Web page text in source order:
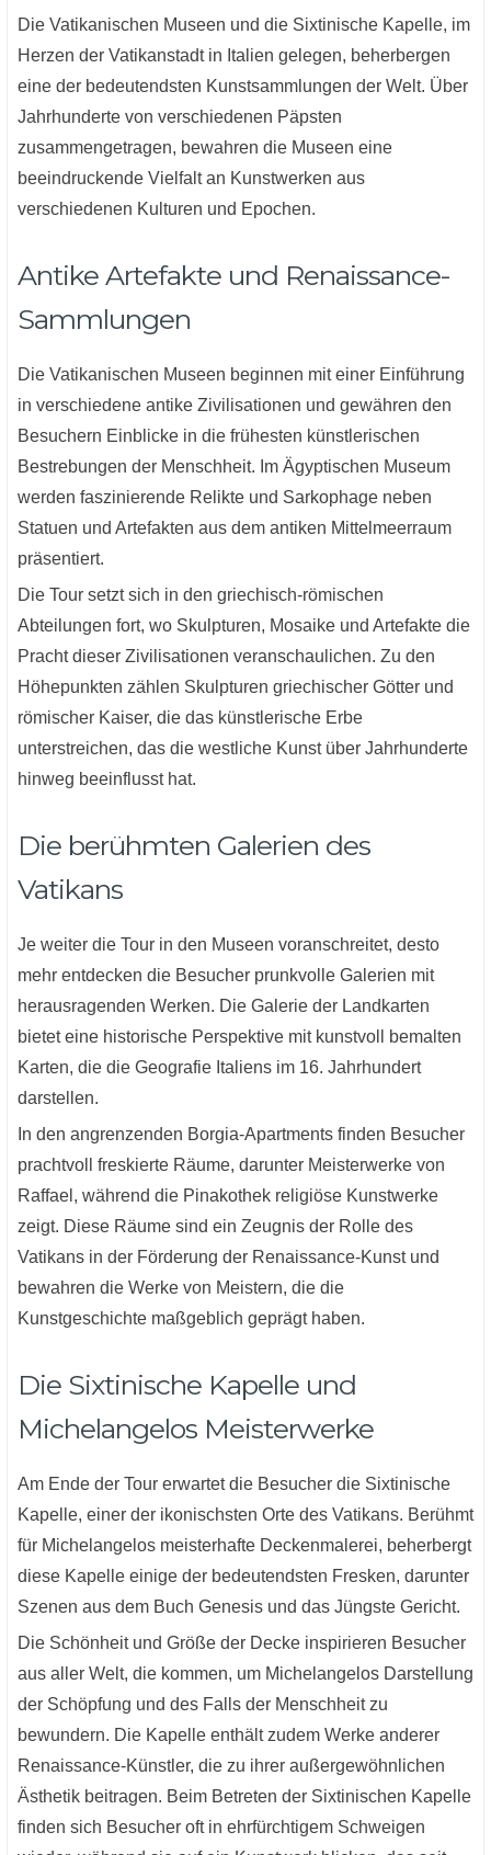
Die Vatikanischen Museen und die Sixtinische Kapelle, im
Herzen der Vatikanstadt in Italien gelegen, beherbergen
eine der bedeutendsten Kunstsammlungen der Welt. Über
Jahrhunderte von verschiedenen Päpsten
zusammengetragen, bewahren die Museen eine
beeindruckende Vielfalt an Kunstwerken aus
verschiedenen Kulturen und Epochen.
Antike Artefakte und Renaissance-
Sammlungen
Die Vatikanischen Museen beginnen mit einer Einführung
in verschiedene antike Zivilisationen und gewähren den
Besuchern Einblicke in die frühesten künstlerischen
Bestrebungen der Menschheit. Im Ägyptischen Museum
werden faszinierende Relikte und Sarkophage neben
Statuen und Artefakten aus dem antiken Mittelmeerraum
präsentiert.
Die Tour setzt sich in den griechisch-römischen
Abteilungen fort, wo Skulpturen, Mosaike und Artefakte die
Pracht dieser Zivilisationen veranschaulichen. Zu den
Höhepunkten zählen Skulpturen griechischer Götter und
römischer Kaiser, die das künstlerische Erbe
unterstreichen, das die westliche Kunst über Jahrhunderte
hinweg beeinflusst hat.
Die berühmten Galerien des
Vatikans
Je weiter die Tour in den Museen voranschreitet, desto
mehr entdecken die Besucher prunkvolle Galerien mit
herausragenden Werken. Die Galerie der Landkarten
bietet eine historische Perspektive mit kunstvoll bemalten
Karten, die die Geografie Italiens im 16. Jahrhundert
darstellen.
In den angrenzenden Borgia-Apartments finden Besucher
prachtvoll freskierte Räume, darunter Meisterwerke von
Raffael, während die Pinakothek religiöse Kunstwerke
zeigt. Diese Räume sind ein Zeugnis der Rolle des
Vatikans in der Förderung der Renaissance-Kunst und
bewahren die Werke von Meistern, die die
Kunstgeschichte maßgeblich geprägt haben.
Die Sixtinische Kapelle und
Michelangelos Meisterwerke
Am Ende der Tour erwartet die Besucher die Sixtinische
Kapelle, einer der ikonischsten Orte des Vatikans. Berühmt
für Michelangelos meisterhafte Deckenmalerei, beherbergt
diese Kapelle einige der bedeutendsten Fresken, darunter
Szenen aus dem Buch Genesis und das Jüngste Gericht.
Die Schönheit und Größe der Decke inspirieren Besucher
aus aller Welt, die kommen, um Michelangelos Darstellung
der Schöpfung und des Falls der Menschheit zu
bewundern. Die Kapelle enthält zudem Werke anderer
Renaissance-Künstler, die zu ihrer außergewöhnlichen
Ästhetik beitragen. Beim Betreten der Sixtinischen Kapelle
finden sich Besucher oft in ehrfürchtigem Schweigen